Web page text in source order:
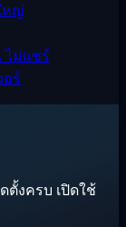
หญ่
ม่แชร์
ร์
ตั้งครบ เปิดใช้